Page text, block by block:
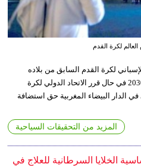
لكرة القدم
لكرة القدم السابق من بلاده
الانسحاب من استضافة كأس العالم 2030 في حال قرر الاتحاد الدولي لكرة
الدار البيضاء المغربية حق استضافة
المزيد من التحقيقات السياحية
الخلايا السرطانية للعلاج في